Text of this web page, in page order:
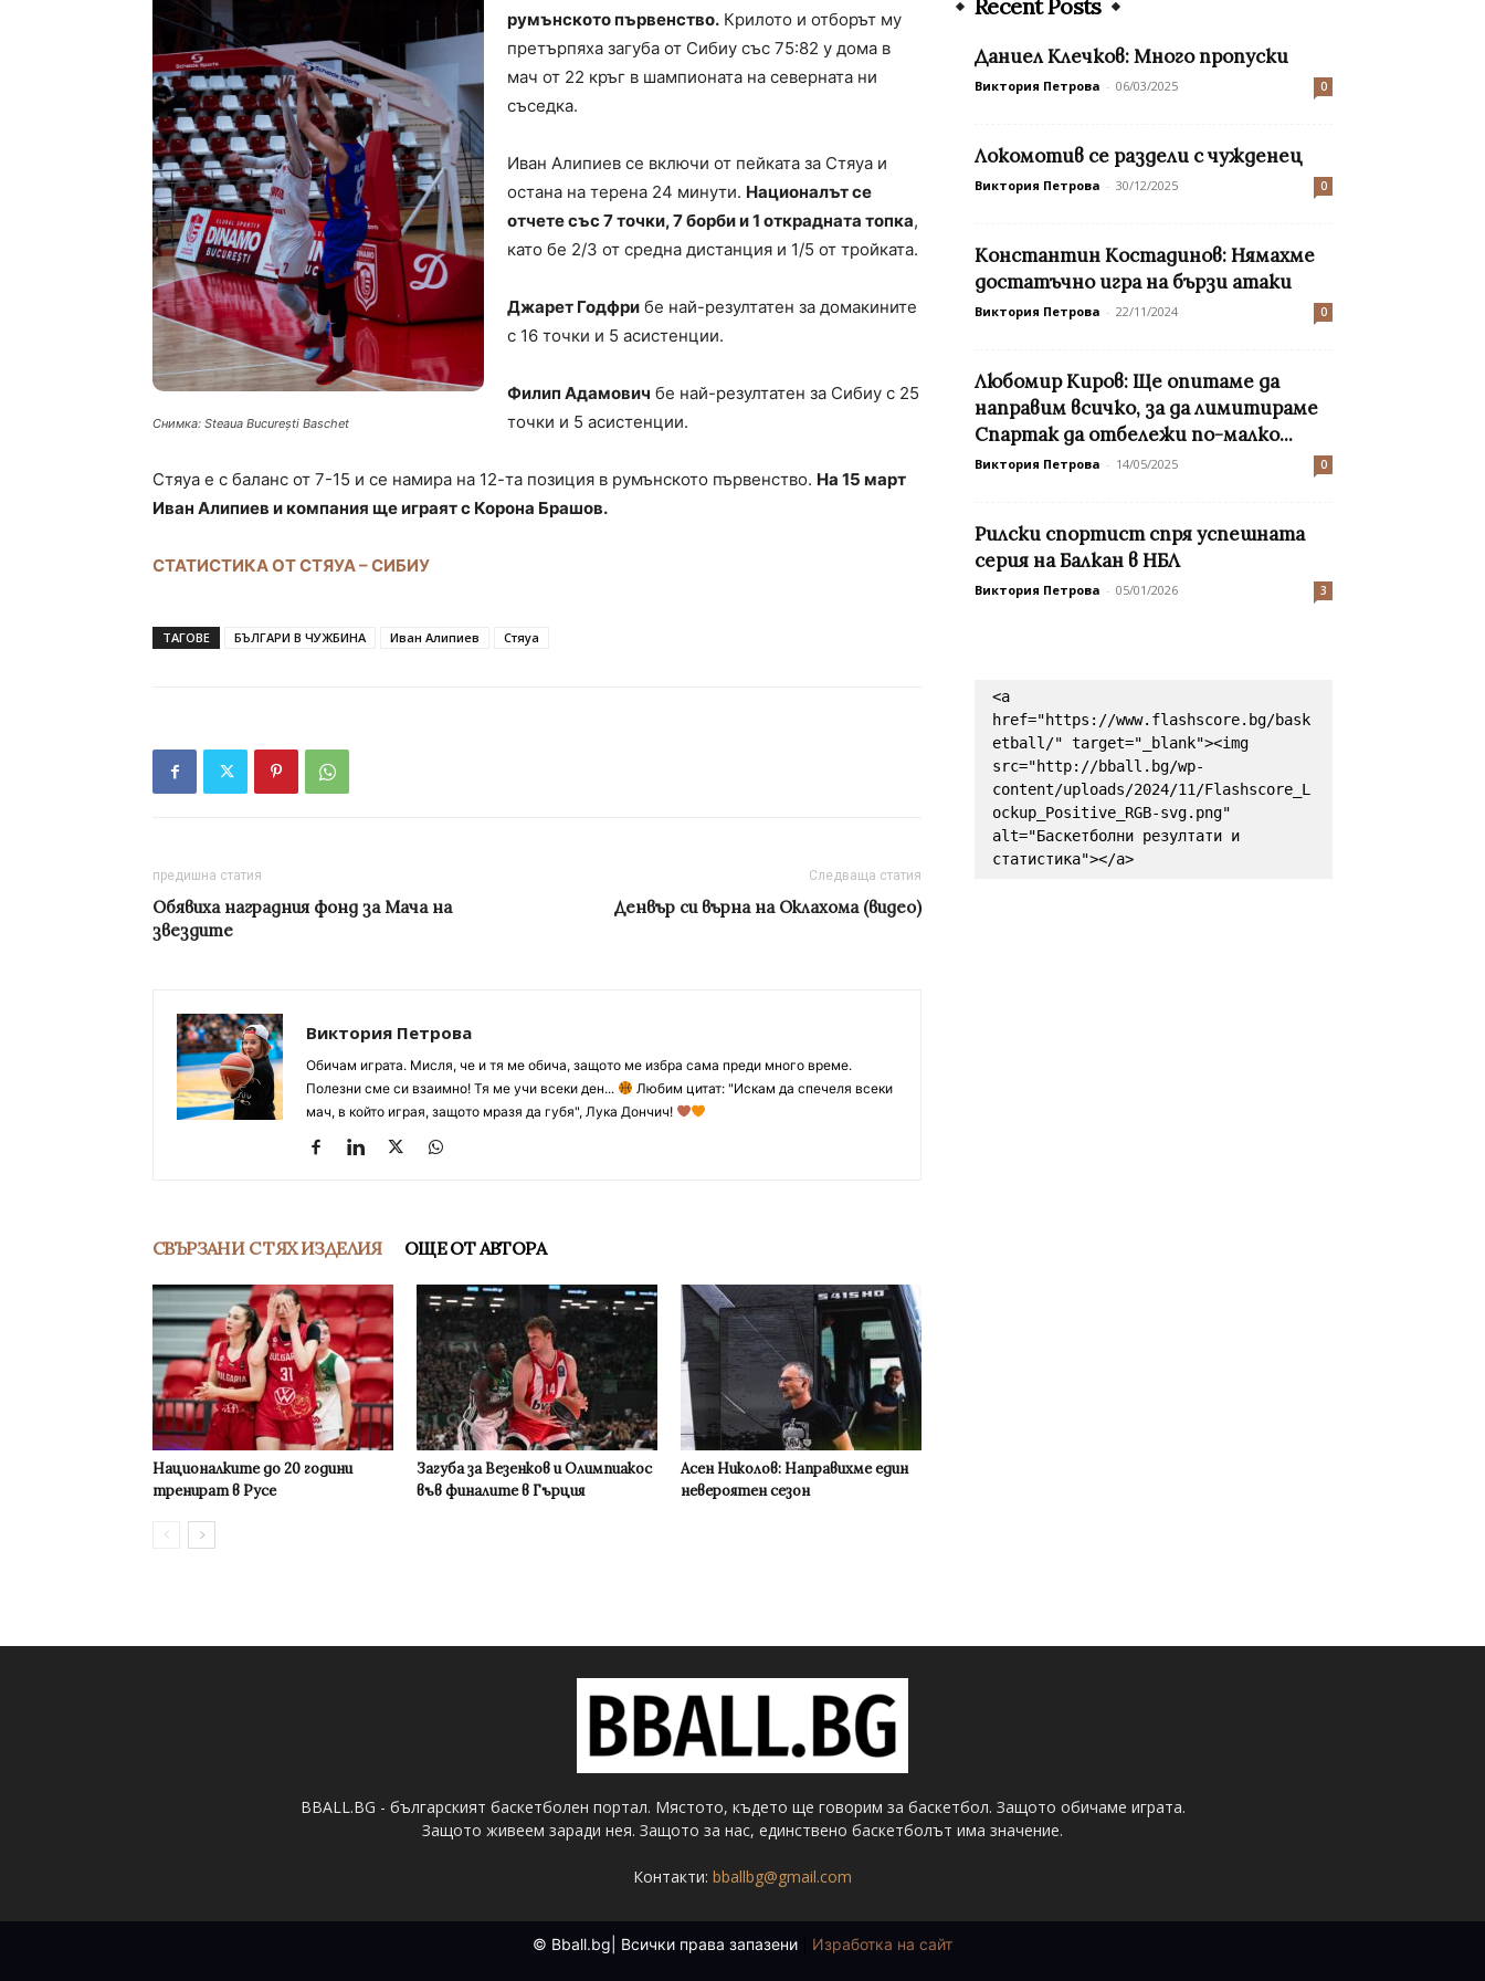
Снимка: Steaua București Baschet
румънското първенство. Крилото и отборът му
претърпяха загуба от Сибиу със 75:82 у дома в
мач от 22 кръг в шампионата на северната ни
съседка.
Иван Алипиев се включи от пейката за Стяуа и
остана на терена 24 минути. Националът се
отчете със 7 точки, 7 борби и 1 открадната топка,
като бе 2/3 от средна дистанция и 1/5 от тройката.
Джарет Годфри бе най-резултатен за домакините
с 16 точки и 5 асистенции.
Филип Адамович бе най-резултатен за Сибиу с 25
точки и 5 асистенции.
Стяуа е с баланс от 7-15 и се намира на 12-та позиция в румънското първенство. На 15 март
Иван Алипиев и компания ще играят с Корона Брашов.
СТАТИСТИКА ОТ СТЯУА – СИБИУ
ТАГОВЕ БЪЛГАРИ В ЧУЖБИНА Иван Алипиев Стяуа
предишна статия
Обявиха наградния фонд за Мача на
звездите
Следваща статия
Денвър си върна на Оклахома (видео)
Виктория Петрова
Обичам играта. Мисля, че и тя ме обича, защото ме избра сама преди много време.
Полезни сме си взаимно! Тя ме учи всеки ден...
Любим цитат: "Искам да спечеля всеки
мач, в който играя, защото мразя да губя", Лука Дончич!
СВЪРЗАНИ С ТЯХ ИЗДЕЛИЯ ОЩЕ ОТ АВТОРА
Националките до 20 години
тренират в Русе
Загуба за Везенков и Олимпиакос
във финалите в Гърция
Асен Николов: Направихме един
невероятен сезон
Recent Posts
Даниел Клечков: Много пропуски
Виктория Петрова - 06/03/2025 0
Локомотив се раздели с чужденец
Виктория Петрова - 30/12/2025 0
Константин Костадинов: Нямахме
достатъчно игра на бързи атаки
Виктория Петрова - 22/11/2024 0
Любомир Киров: Ще опитаме да
направим всичко, за да лимитираме
Спартак да отбележи по-малко...
Виктория Петрова - 14/05/2025 0
Рилски спортист спря успешната
серия на Балкан в НБЛ
Виктория Петрова - 05/01/2026 3
<a
href="https://www.flashscore.bg/bask
etball/" target="_blank"><img
src="http://bball.bg/wp-
content/uploads/2024/11/Flashscore_L
ockup_Positive_RGB-svg.png"
alt="Баскетболни резултати и
статистика"></a>
BBALL.BG - българският баскетболен портал. Мястото, където ще говорим за баскетбол. Защото обичаме играта.
Защото живеем заради нея. Защото за нас, единствено баскетболът има значение.
Контакти: bballbg@gmail.com
© Bball.bg| Всички права запазени Изработка на сайт